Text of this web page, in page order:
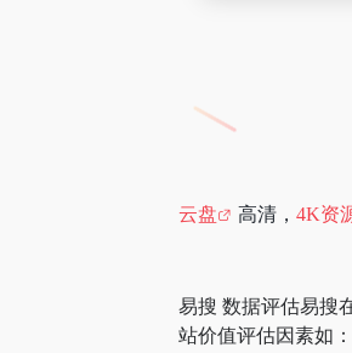
云盘 高清， 4K资
易搜 数据评估易搜
站价值评估因素如